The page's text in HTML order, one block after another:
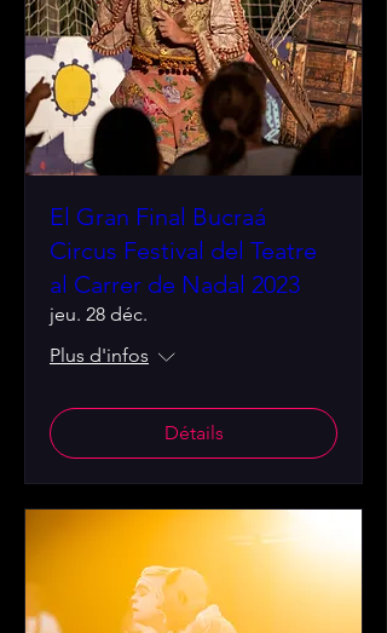
El Gran Final Bucraá
Circus Festival del Teatre
al Carrer de Nadal 2023
jeu. 28 déc.
Plus d'infos
Détails